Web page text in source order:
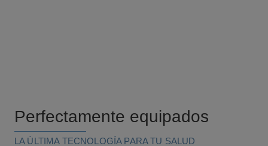
Perfectamente equipados
LA ÚLTIMA TECNOLOGÍA PARA TU SALUD